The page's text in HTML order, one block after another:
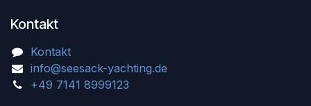
Kontakt
Kontakt
info@seesack-yachting.de
+49 7141 8999123